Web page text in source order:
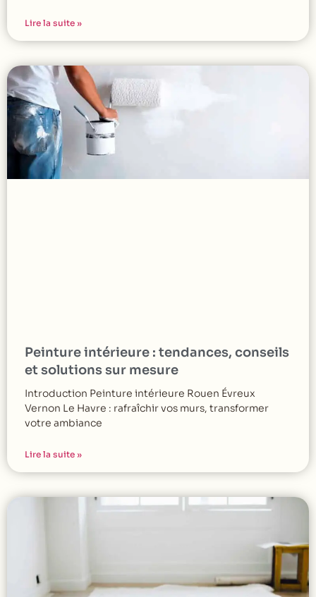
Lire la suite »
Peinture intérieure : tendances, conseils
et solutions sur mesure
Introduction Peinture intérieure Rouen Évreux
Vernon Le Havre : rafraîchir vos murs, transformer
votre ambiance
Lire la suite »